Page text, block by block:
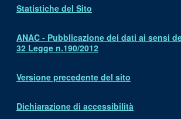
Statistiche del Sito
ANAC - Pubblicazione dei dati ai sensi
32 Legge n.190/2012
Versione precedente del sito
Dichiarazione di accessibilità